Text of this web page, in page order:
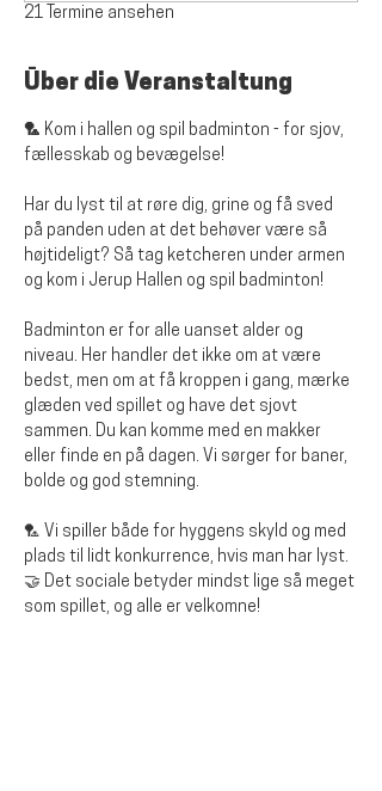
21 Termine ansehen
Über die Veranstaltung
🏸 Kom i hallen og spil badminton - for sjov,
fællesskab og bevægelse!
Har du lyst til at røre dig, grine og få sved
på panden uden at det behøver være så
højtideligt? Så tag ketcheren under armen
og kom i Jerup Hallen og spil badminton!
Badminton er for alle uanset alder og
niveau. Her handler det ikke om at være
bedst, men om at få kroppen i gang, mærke
glæden ved spillet og have det sjovt
sammen. Du kan komme med en makker
eller finde en på dagen. Vi sørger for baner,
bolde og god stemning.
🏸 Vi spiller både for hyggens skyld og med
plads til lidt konkurrence, hvis man har lyst.
🤝 Det sociale betyder mindst lige så meget
som spillet, og alle er velkomne!